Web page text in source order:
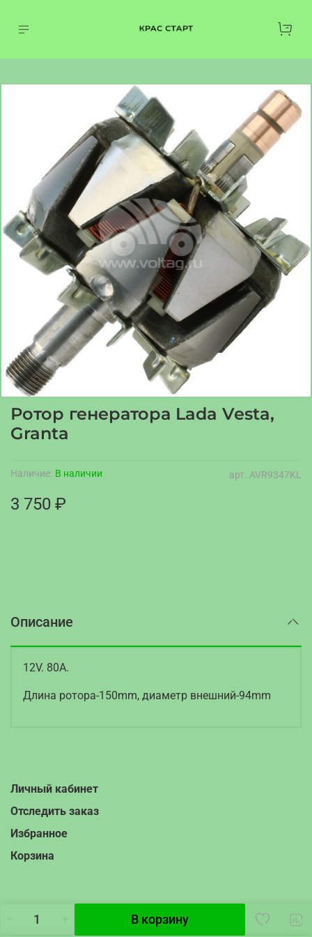
арт. AVR9347KL
Наличие: В наличии
Ротор генератора Lada Vesta,
Granta
3 750 ₽
В корзину
Описание
12V. 80A.
Длина ротора-150mm, диаметр внешний-94mm
Личный кабинет
Отследить заказ
Избранное
Корзина